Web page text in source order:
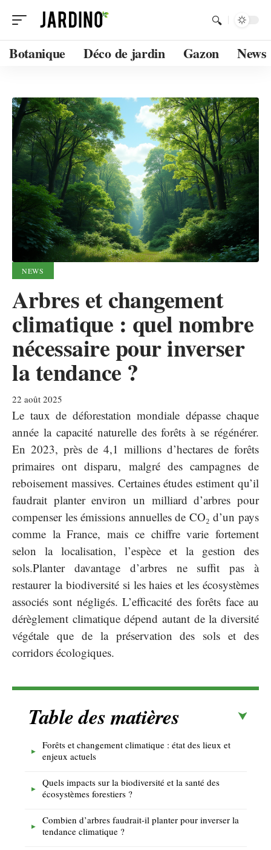
Botanique Déco de jardin Gazon News
NEWS
Arbres et changement
climatique : quel nombre
nécessaire pour inverser
la tendance ?
22 août 2025
Le taux de déforestation mondiale dépasse chaque
année la capacité naturelle des forêts à se régénérer.
En 2023, près de 4,1 millions d’hectares de forêts
primaires ont disparu, malgré des campagnes de
reboisement massives. Certaines études estiment qu’il
faudrait planter environ un milliard d’arbres pour
compenser les émissions annuelles de CO₂ d’un pays
comme la France, mais ce chiffre varie fortement
selon la localisation, l’espèce et la gestion des
sols.Planter davantage d’arbres ne suffit pas à
restaurer la biodiversité si les haies et les écosystèmes
associés sont négligés. L’efficacité des forêts face au
dérèglement climatique dépend autant de la diversité
végétale que de la préservation des sols et des
corridors écologiques.
Table des matières
Forêts et changement climatique : état des lieux et
enjeux actuels
Quels impacts sur la biodiversité et la santé des
écosystèmes forestiers ?
Combien d’arbres faudrait-il planter pour inverser la
tendance climatique ?